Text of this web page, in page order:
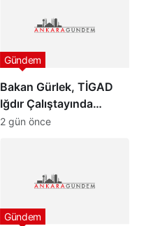
Bakan Gürlek, TİGAD
Iğdır Çalıştayında
konuştu: “Türkiye pazar
Gündem
2 gün önce
Gündem